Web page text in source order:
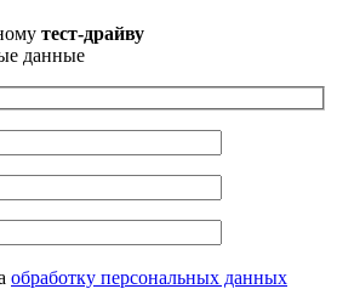
тест-драйву
данные
обработку персональных данных